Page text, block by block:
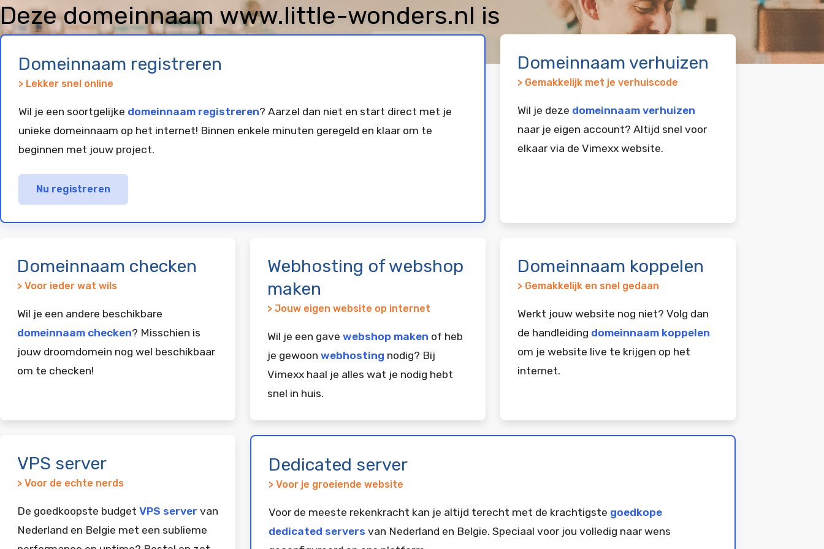
Deze domeinnaam www.little-wonders.nl is
geregistreerd en geparkeerd bij
Domeinnaam registreren
> Lekker snel online
Wil je een soortgelijke domeinnaam registreren? Aarzel dan niet en start direct met je
unieke domeinnaam op het internet! Binnen enkele minuten geregeld en klaar om te
beginnen met jouw project.
Nu registreren
Domeinnaam verhuizen
> Gemakkelijk met je verhuiscode
Wil je deze domeinnaam verhuizen
naar je eigen account? Altijd snel voor
elkaar via de Vimexx website.
Domeinnaam checken
> Voor ieder wat wils
Wil je een andere beschikbare
domeinnaam checken? Misschien is
jouw droomdomein nog wel beschikbaar
om te checken!
Webhosting of webshop
maken
> Jouw eigen website op internet
Wil je een gave webshop maken of heb
je gewoon webhosting nodig? Bij
Vimexx haal je alles wat je nodig hebt
snel in huis.
Domeinnaam koppelen
> Gemakkelijk en snel gedaan
Werkt jouw website nog niet? Volg dan
de handleiding domeinnaam koppelen
om je website live te krijgen op het
internet.
VPS server
> Voor de echte nerds
De goedkoopste budget VPS server van
Nederland en Belgie met een sublieme
Dedicated server
> Voor je groeiende website
Voor de meeste rekenkracht kan je altijd terecht met de krachtigste goedkope
dedicated servers van Nederland en Belgie. Speciaal voor jou volledig naar wens